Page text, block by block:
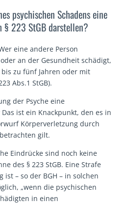
psychischen Schadens eine
§ 223 StGB darstellen?
eine andere Person
an der Gesundheit schädigt,
zu fünf Jahren oder mit
Abs.1 StGB).
der Psyche eine
Das ist ein Knackpunkt, den es in
Körperverletzung durch
gilt.
Eindrücke sind noch keine
des § 223 StGB. Eine Strafe
ist – so der BGH – in solchen
„wenn die psychischen
in einen